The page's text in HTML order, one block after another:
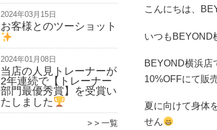
2024年03月15日
お客様とのツーショット
2024年01月08日
当店の人見トレーナーが
2年連続で【トレーナー
部門最優秀賞】を受賞い
たしました
> 一覧
こんにちは、
いつも BEYOND
BEYOND横浜店
10%OFFにて販
夏に向けて身体
せん